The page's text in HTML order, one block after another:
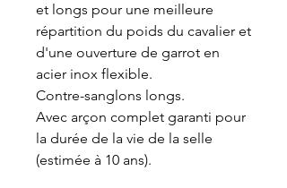
et longs pour une meilleure
répartition du poids du cavalier et
d'une ouverture de garrot en
acier inox flexible.
Contre-sanglons longs.
Avec arçon complet garanti pour
la durée de la vie de la selle
(estimée à 10 ans).